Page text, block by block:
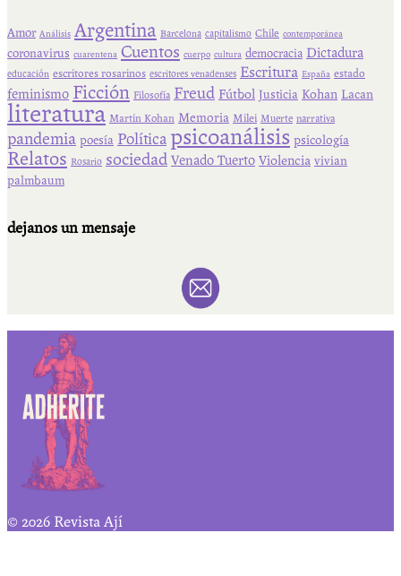
Amor Análisis Argentina Barcelona capitalismo Chile contemporánea
coronavirus cuarentena Cuentos cuerpo cultura democracia Dictadura
educación escritores rosarinos escritores venadenses Escritura España estado
feminismo Ficción Filosofía Freud Fútbol Justicia Kohan Lacan
literatura Martín Kohan Memoria Milei Muerte narrativa
pandemia poesía Política psicoanálisis psicología
Relatos Rosario sociedad Venado Tuerto Violencia vivian
palmbaum
dejanos un mensaje
© 2026 Revista Ají